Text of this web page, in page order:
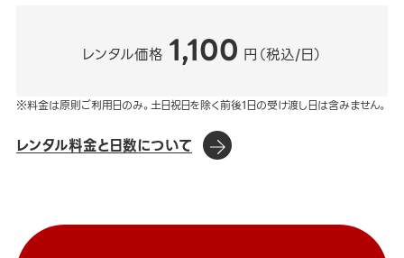
レンタル価格 1,100 円（税込/日）
※料金は原則ご利用日のみ。土日祝日を除く前後1日の受け渡し日は含みません。
レンタル料金と日数について